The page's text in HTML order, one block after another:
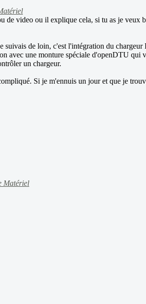
de video ou il explique cela, si tu as je veux
suivais de loin, c'est l'intégration du
avec une monture spéciale d'openDTU
un chargeur.
Si je m'ennuis un jour et que je
Matériel